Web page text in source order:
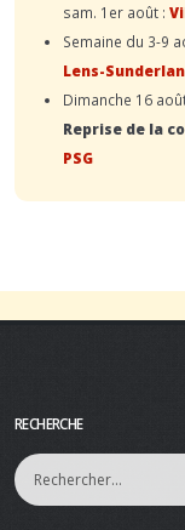
sam. 1er août :
Semaine du 3-9
Lens-
Dimanche 16
Reprise de la
PSG
RECHERCHE